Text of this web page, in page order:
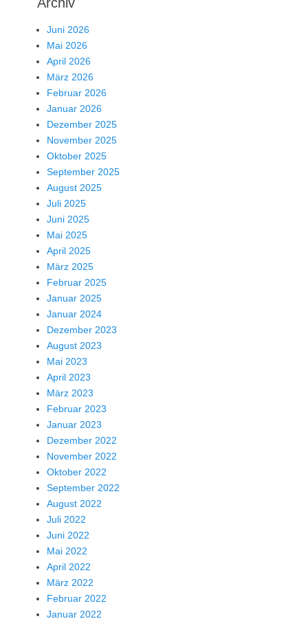
Juni 2026
Mai 2026
April 2026
März 2026
Februar 2026
Januar 2026
Dezember 2025
November 2025
Oktober 2025
September 2025
August 2025
Juli 2025
Juni 2025
Mai 2025
April 2025
März 2025
Februar 2025
Januar 2025
Januar 2024
Dezember 2023
August 2023
Mai 2023
April 2023
März 2023
Februar 2023
Januar 2023
Dezember 2022
November 2022
Oktober 2022
September 2022
August 2022
Juli 2022
Juni 2022
Mai 2022
April 2022
März 2022
Februar 2022
Januar 2022